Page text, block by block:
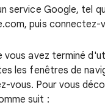
service Google, tel
puis connectez-
vous avez terminé
les fenêtres de
vous. Pour vous
suit :